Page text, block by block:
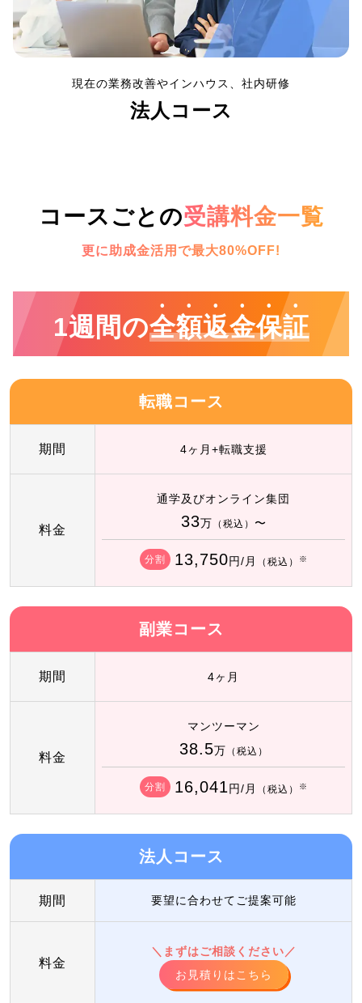
現在の業務改善やインハウス、社内研修
法人コース
コースごとの受講料金一覧
更に助成金活用で最大80%OFF!
1週間の全額返金保証
転職コース
期間 4ヶ月+転職支援
料金
通学及びオンライン集団
33万 （税込） 〜
分割 13,750円/月 （税込） ※
副業コース
期間 4ヶ月
料金
マンツーマン
38.5万 （税込）
分割 16,041円/月 （税込） ※
法人コース
期間 要望に合わせてご提案可能
料金
＼まずはご相談ください／
お見積りはこちら